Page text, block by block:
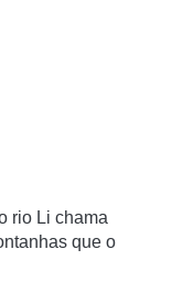
rio Li chama
que o